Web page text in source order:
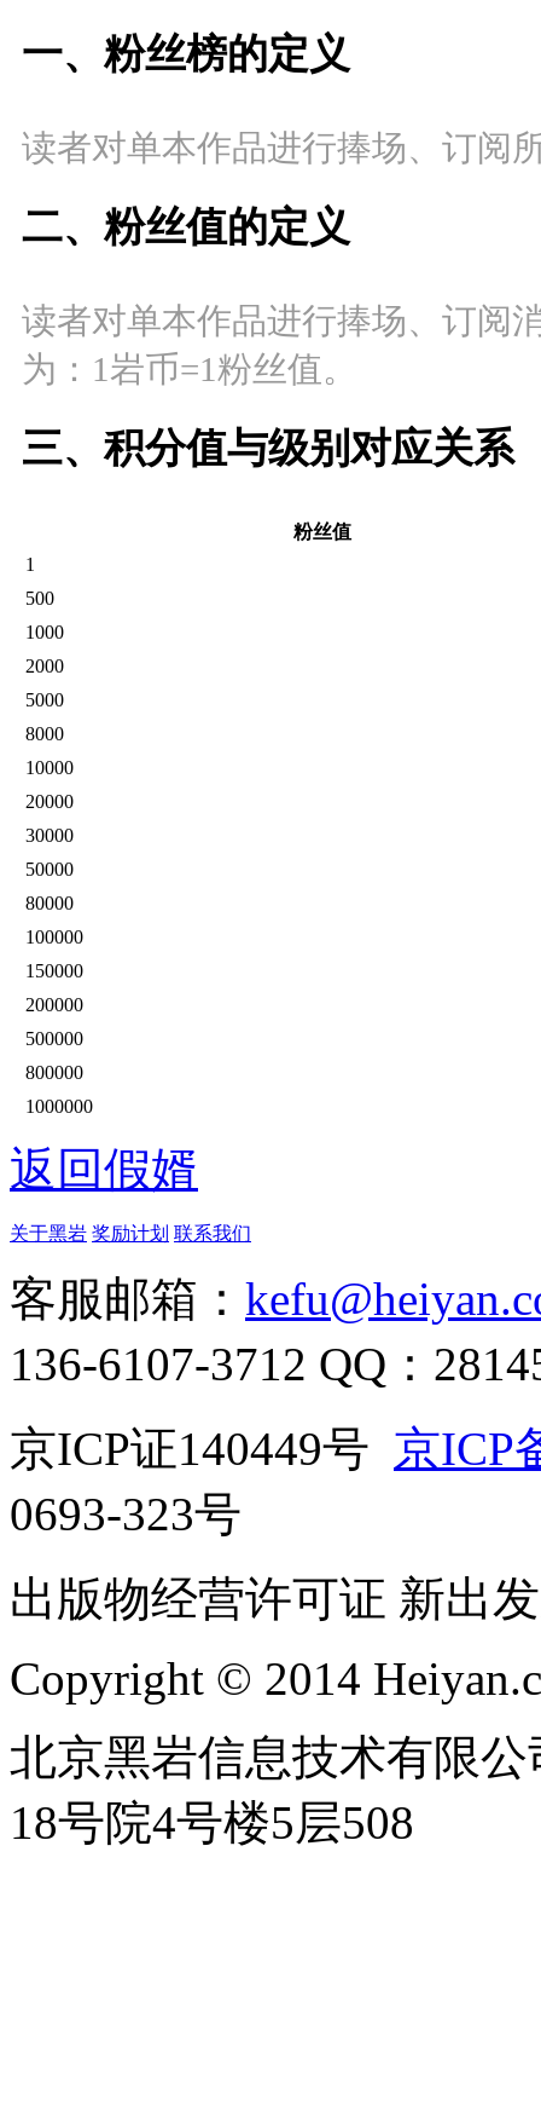
一、粉丝榜的定义
读者对单本作品进行捧场、订阅
二、粉丝值的定义
读者对单本作品进行捧场、订阅
为：1岩币=1粉丝值。
三、积分值与级别对应关系
粉丝值
1
500
1000
2000
5000
8000
10000
20000
30000
50000
80000
100000
150000
200000
500000
800000
1000000
返回假婿
关于黑岩 奖励计划 联系我们
客服邮箱：
136-6107-3712 QQ：
京ICP证140449号 京ICP
0693-323号
出版物经营许可证 新出
Copyright © 2014
北京黑岩信息技术有限
18号院4号楼5层508